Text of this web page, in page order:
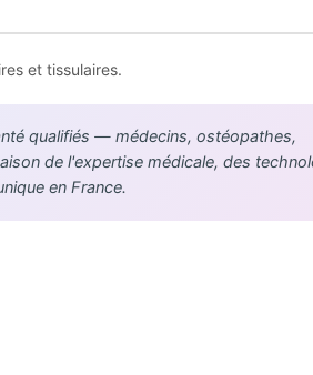
et tissulaires.
qualifiés — médecins, ostéopathes,
de l'expertise médicale, des
en France.